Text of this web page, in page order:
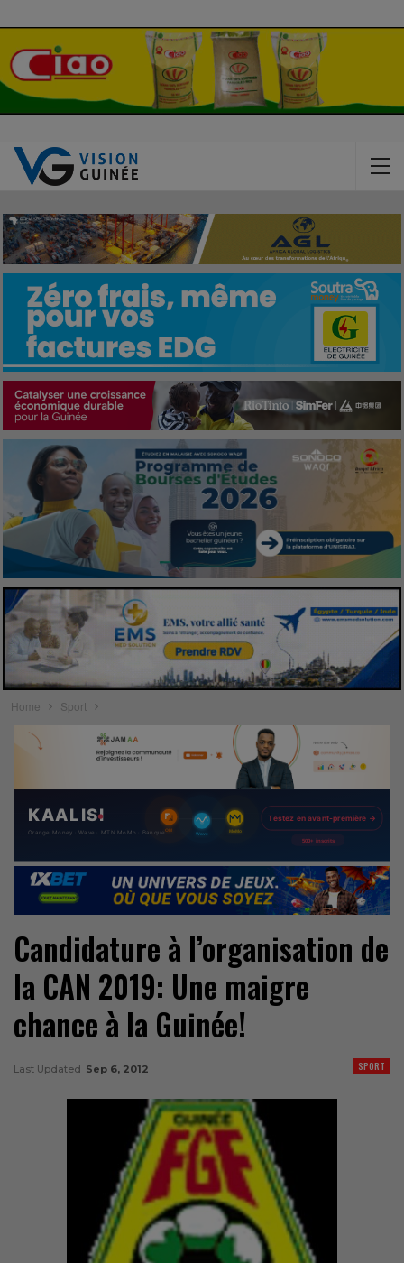
Home Sport
Candidature à l’organisation de
la CAN 2019: Une maigre
chance à la Guinée!
SPORT
Last Updated Sep 6, 2012